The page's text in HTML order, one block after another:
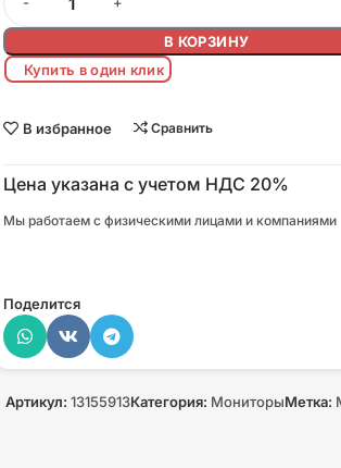
В КОРЗИНУ
Купить в один клик
В избранное Сравнить
Цена указана с учетом НДС 20%
Мы работаем с физическими лицами и компаниями
Поделится
Артикул: 13155913Категория: МониторыМетка: